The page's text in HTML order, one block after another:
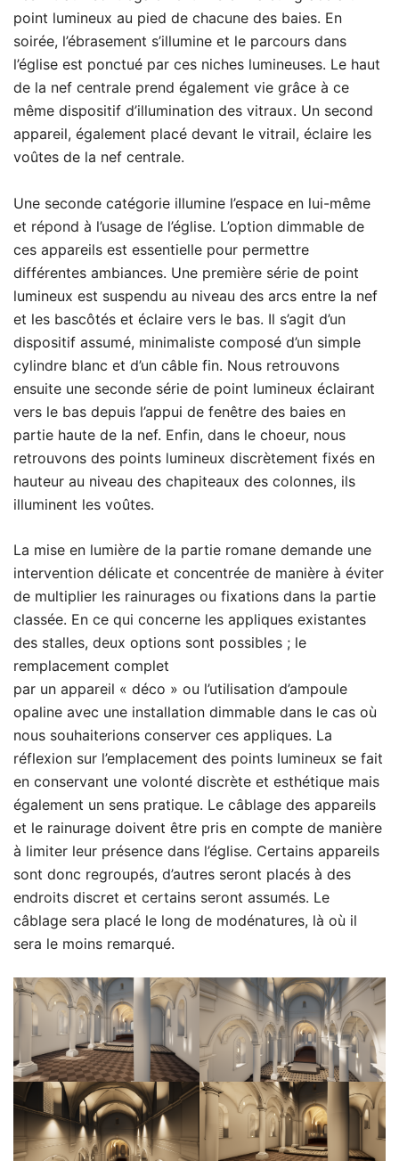
point lumineux au pied de chacune des baies. En
soirée, l’ébrasement s’illumine et le parcours dans
l’église est ponctué par ces niches lumineuses. Le haut
de la nef centrale prend également vie grâce à ce
même dispositif d’illumination des vitraux. Un second
appareil, également placé devant le vitrail, éclaire les
voûtes de la nef centrale.
Une seconde catégorie illumine l’espace en lui-même
et répond à l’usage de l’église. L’option dimmable de
ces appareils est essentielle pour permettre
différentes ambiances. Une première série de point
lumineux est suspendu au niveau des arcs entre la nef
et les bascôtés et éclaire vers le bas. Il s’agit d’un
dispositif assumé, minimaliste composé d’un simple
cylindre blanc et d’un câble fin. Nous retrouvons
ensuite une seconde série de point lumineux éclairant
vers le bas depuis l’appui de fenêtre des baies en
partie haute de la nef. Enfin, dans le choeur, nous
retrouvons des points lumineux discrètement fixés en
hauteur au niveau des chapiteaux des colonnes, ils
illuminent les voûtes.
La mise en lumière de la partie romane demande une
intervention délicate et concentrée de manière à éviter
de multiplier les rainurages ou fixations dans la partie
classée. En ce qui concerne les appliques existantes
des stalles, deux options sont possibles ; le
remplacement complet
par un appareil « déco » ou l’utilisation d’ampoule
opaline avec une installation dimmable dans le cas où
nous souhaiterions conserver ces appliques. La
réflexion sur l’emplacement des points lumineux se fait
en conservant une volonté discrète et esthétique mais
également un sens pratique. Le câblage des appareils
et le rainurage doivent être pris en compte de manière
à limiter leur présence dans l’église. Certains appareils
sont donc regroupés, d’autres seront placés à des
endroits discret et certains seront assumés. Le
câblage sera placé le long de modénatures, là où il
sera le moins remarqué.